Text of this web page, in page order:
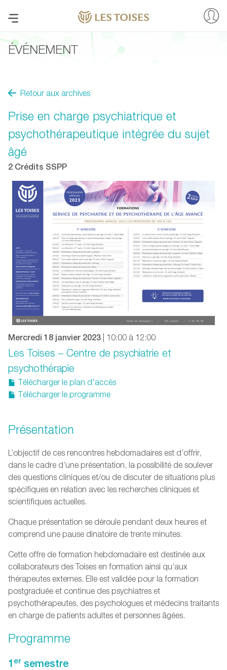
ÉVÉNEMENT
Retour aux archives
Prise en charge psychiatrique et
psychothérapeutique intégrée du sujet
âgé
2 Crédits SSPP
Mercredi 18 janvier 2023 | 10:00 à 12:00
Les Toises – Centre de psychiatrie et
psychothérapie
Télécharger le plan d'accès
Télécharger le programme
Présentation
L’objectif de ces rencontres hebdomadaires est d’offrir,
dans le cadre d’une présentation, la possibilité de soulever
des questions cliniques et/ou de discuter de situations plus
spécifiques en relation avec les recherches cliniques et
scientifiques actuelles.
Chaque présentation se déroule pendant deux heures et
comprend une pause dinatoire de trente minutes.
Cette offre de formation hebdomadaire est destinée aux
collaborateurs des Toises en formation ainsi qu’aux
thérapeutes externes. Elle est validée pour la formation
postgraduée et continue des psychiatres et
psychothérapeutes, des psychologues et médecins traitants
en charge de patients adultes et personnes âgées.
Programme
1 ersemestre